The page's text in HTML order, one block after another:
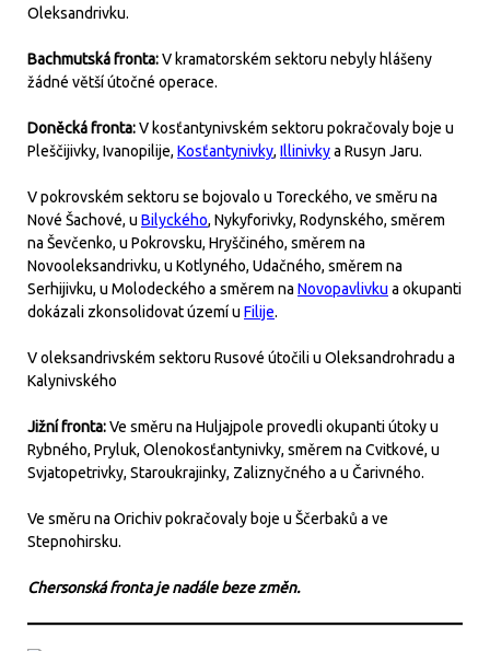
Oleksandrivku.
Bachmutská fronta:V kramatorském sektoru nebyly hlášeny
žádné větší útočné operace.
Doněcká fronta:V kosťantynivském sektoru pokračovaly boje u
Pleščijivky, Ivanopilije, Kosťantynivky, Illinivkya Rusyn Jaru.
V pokrovském sektoru se bojovalo u Toreckého, ve směru na
Nové Šachové, u Bilyckého, Nykyforivky, Rodynského, směrem
na Ševčenko, u Pokrovsku, Hryščiného, směrem na
Novooleksandrivku, u Kotlyného, Udačného, směrem na
Serhijivku, u Molodeckého a směrem na Novopavlivku a okupanti
dokázali zkonsolidovat území u Filije.
V oleksandrivském sektoru Rusové útočili u Oleksandrohradu a
Kalynivského
Jižní fronta:Ve směru na Huljajpole provedli okupanti útoky u
Rybného, Pryluk, Olenokosťantynivky, směrem na Cvitkové, u
Svjatopetrivky, Staroukrajinky, Zaliznyčného a u Čarivného.
Ve směru na Orichiv pokračovaly boje u Ščerbaků a ve
Stepnohirsku.
Chersonská fronta je nadále beze změn.